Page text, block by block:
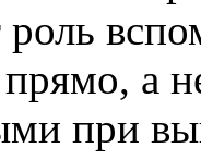
а
при